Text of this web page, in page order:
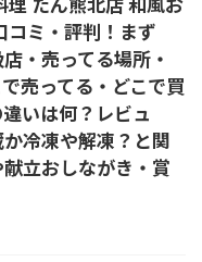
コミ・評判！まず
・売ってる場所・
売ってる・どこで買
いは何？レビュ
冷凍や解凍？と関
立おしながき・賞